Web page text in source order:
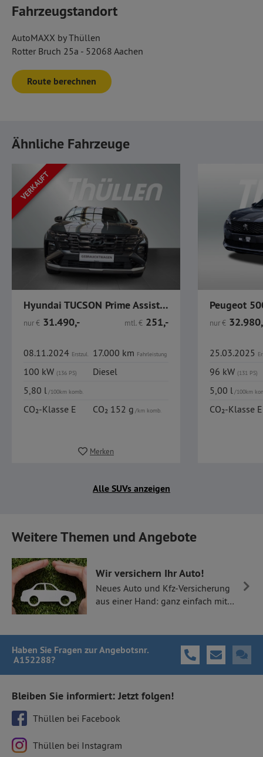
Fahrzeugstandort
AutoMAXX by Thüllen
Rotter Bruch 25a - 52068 Aachen
Route berechnen
Ähnliche Fahrzeuge
VERKAUFT
Hyundai TUCSON Prime Assist. Glasdach 4WD 1.6 Diesel
nur€ 31.490,- mtl.€ 251,-
08.11.2024 Erstzul. 17.000 km Fahrleistung
100 kW (136 PS)
Diesel
5,80 l/100km komb.
CO₂-Klasse E CO₂ 152 g/km komb.
Merken
nur€
25.03.2025
96 kW (131 PS)
5,00 l/100km
CO₂-Klasse E
Alle SUVs anzeigen
Weitere Themen und Angebote
Wir versichern Ihr Auto!
Neues Auto und Kfz-Versicherung
aus einer Hand: ganz einfach mit
Haben Sie Fragen zur Angebotsnr.
A152288?
Bleiben Sie informiert: Jetzt folgen!
Thüllen bei Facebook
Thüllen bei Instagram